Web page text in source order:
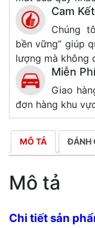
Cam
Chúng
bền vững” giúp
lượng mà không
Miễn
Giao
đơn hàng khu
MÔ TẢ ĐÁNH
Mô tả
Chi tiết sản